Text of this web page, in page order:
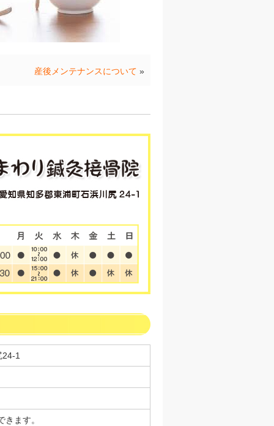
産後メンテナンスについて »
1
ます。